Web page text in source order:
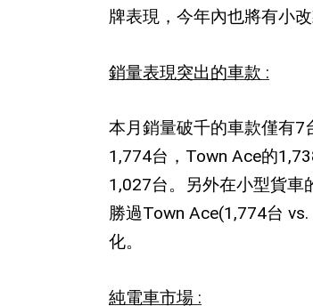
牌表現，今年內也將有小
銷量表現突出的車款 :
本月銷量破千的車款僅有7
1,774台， Town Ace的
1,027台。另外在小型貨車
勝過Town Ace(1,774台 vs.
化。
純電車市場 :